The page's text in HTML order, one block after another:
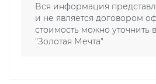
Вся информация
и не является договором
стоимость можно уточнить
"Золотая Мечта"